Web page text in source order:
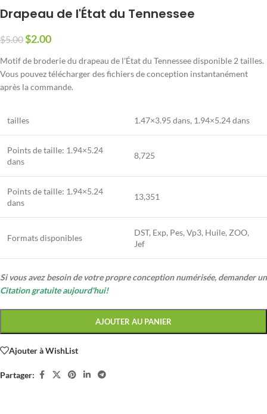
Drapeau de l'État du Tennessee
$5.00$2.00
Motif de broderie du drapeau de l'État du Tennessee disponible 2 tailles.
Vous pouvez télécharger des fichiers de conception instantanément
après la commande.
tailles 1.47×3.95 dans, 1.94×5.24 dans
Points de taille: 1.94×5.24
dans
8,725
Points de taille: 1.94×5.24
dans
13,351
Formats disponibles
DST, Exp, Pes, Vp3, Huile, ZOO,
Jef
Si vous avez besoin de votre propre conception numérisée, demander un
Citation gratuite aujourd'hui!
AJOUTER AU PANIER
Ajouter à WishList
Partager: